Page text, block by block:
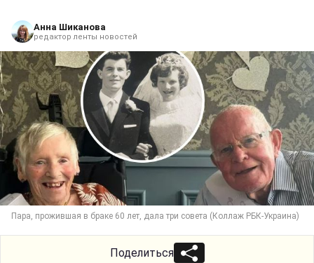
Анна Шиканова
редактор ленты новостей
Пара, прожившая в браке 60 лет, дала три совета (Коллаж РБК-Украина)
Поделиться